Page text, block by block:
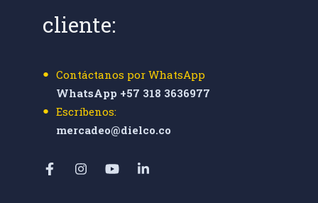
cliente:
Contáctanos por WhatsApp
WhatsApp +57 318 3636977
Escríbenos:
mercadeo@dielco.co